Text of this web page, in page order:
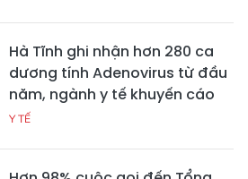
Hà Tĩnh ghi nhận hơn 280 ca
dương tính Adenovirus từ đầu
năm, ngành y tế khuyến cáo
Y TẾ